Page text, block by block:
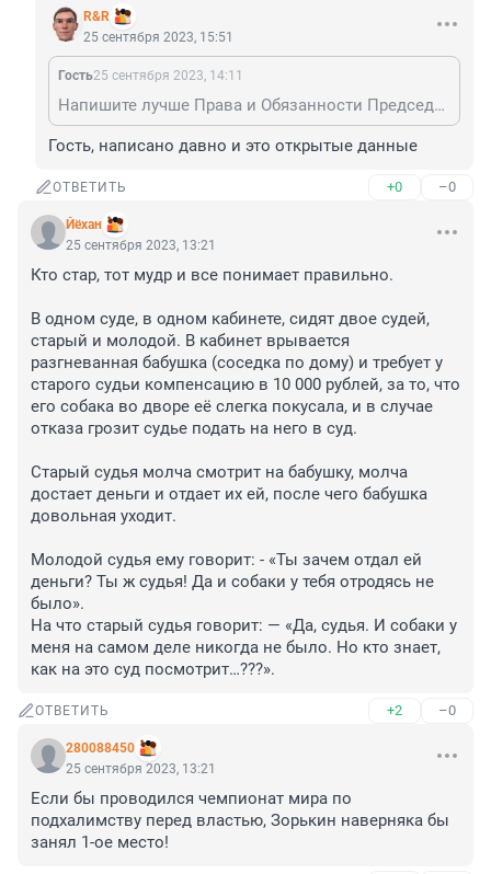
R&R
25 сентября 2023, 15:51
Гость25 сентября 2023, 14:11
Напишите лучше Права и Обязанности Председателя Конституционного Суда т.к. про уборщицу я и без вас знаю.
Гость, написано давно и это открытые данные
ОТВЕТИТЬ +0 –0
Йёхан
25 сентября 2023, 13:21
Кто стар, тот мудр и все понимает правильно.
В одном суде, в одном кабинете, сидят двое судей,
старый и молодой. В кабинет врывается
разгневанная бабушка (соседка по дому) и требует у
старого судьи компенсацию в 10 000 рублей, за то, что
его собака во дворе её слегка покусала, и в случае
отказа грозит судье подать на него в суд.
Старый судья молча смотрит на бабушку, молча
достает деньги и отдает их ей, после чего бабушка
довольная уходит.
Молодой судья ему говорит: - «Ты зачем отдал ей
деньги? Ты ж судья! Да и собаки у тебя отродясь не
было».
На что старый судья говорит: — «Да, судья. И собаки у
меня на самом деле никогда не было. Но кто знает,
как на это суд посмотрит…???».
ОТВЕТИТЬ +2 –0
280088450
25 сентября 2023, 13:21
Если бы проводился чемпионат мира по
подхалимству перед властью, Зорькин наверняка бы
занял 1-ое место!